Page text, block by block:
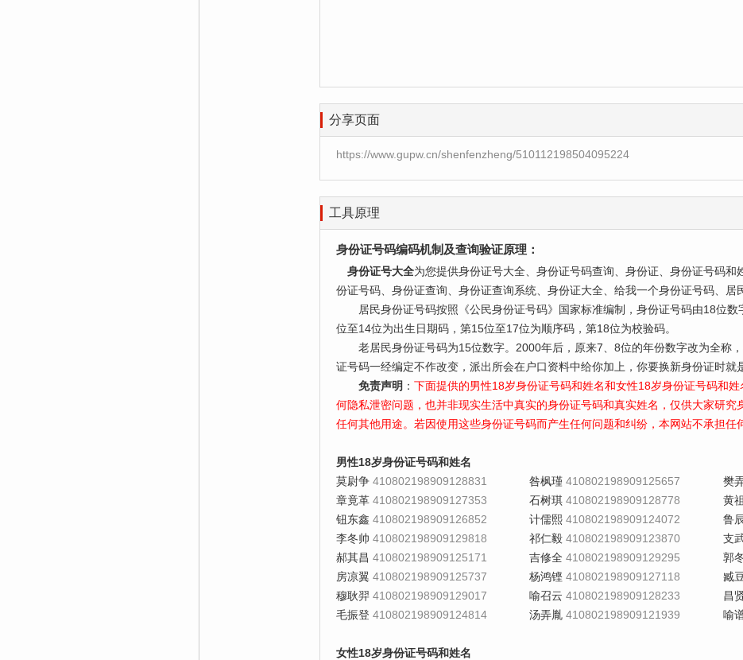
分享页面
https://www.gupw.cn/shenfenzheng/510112198504095224
工具原理
身份证号码编码机制及查询验证原理：
身份证号大全为您提供身份证号大全、身份证号码查询、身份证、身份证号码
份证号码、身份证查询、身份证查询系统、身份证大全、给我一个身份证号码、居
居民身份证号码按照《公民身份证号码》国家标准编制，身份证号码由18位数
位至14位为出生日期码，第15位至17位为顺序码，第18位为校验码。
老居民身份证号码为15位数字。2000年后，原来7、8位的年份数字改为全称
证号码一经编定不作改变，派出所会在户口资料中给你加上，你要换新身份证时就
免责声明 ： 下面提供的男性18岁身份证号码和姓名和女性18岁身份证号码和
何隐私泄密问题，也并非现实生活中真实的身份证号码和真实姓名，仅供大家研
任何其他用途。若因使用这些身份证号码而产生任何问题和纠纷，本网站不承担任
男性18岁身份证号码和姓名
莫尉争 410802198909128831 咎枫瑾 410802198909125657 樊
章竟革 410802198909127353 石树琪 410802198909128778 黄
钮东鑫 410802198909126852 计儒熙 410802198909124072 鲁
李冬帅 410802198909129818 祁仁毅 410802198909123870 支
郝其昌 410802198909125171 吉修全 410802198909129295 郭
房凉翼 410802198909125737 杨鸿铿 410802198909127118 臧
穆耿羿 410802198909129017 喻召云 410802198909128233 昌
毛振登 410802198909124814 汤弄胤 410802198909121939 喻
女性18岁身份证号码和姓名